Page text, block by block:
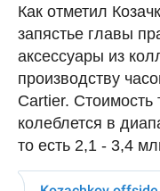
Как отметил
запястье главы
аксессуары из
производству
Cartier. Стоимость
колеблется в
то есть 2,1 - 3,4